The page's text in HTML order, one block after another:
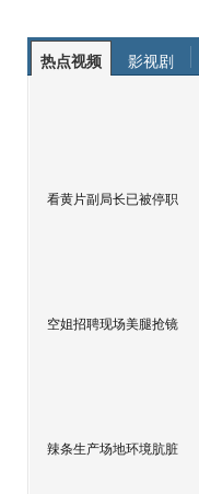
热点视频 影视剧
看黄片副局长已被停职
空姐招聘现场美腿抢镜
辣条生产场地环境肮脏